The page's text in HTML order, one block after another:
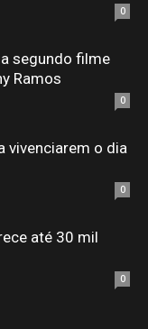
0
segundo filme
Ramos
0
vivenciarem o dia
0
até 30 mil
0